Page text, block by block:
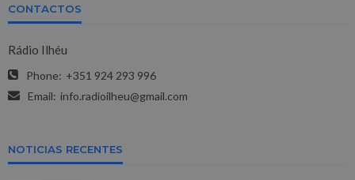
CONTACTOS
Rádio Ilhéu
Phone: +351 924 293 996
Email: info.radioilheu@gmail.com
NOTICIAS RECENTES